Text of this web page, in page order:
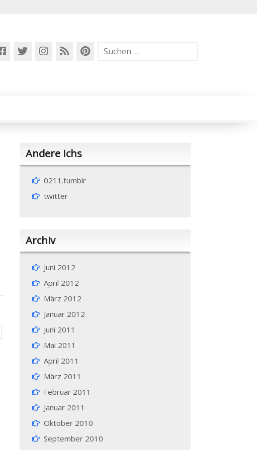
Suchen
Andere Ichs
0211.tumblr
twitter
Archiv
Juni 2012
April 2012
März 2012
Januar 2012
Juni 2011
Mai 2011
April 2011
März 2011
Februar 2011
Januar 2011
Oktober 2010
September 2010